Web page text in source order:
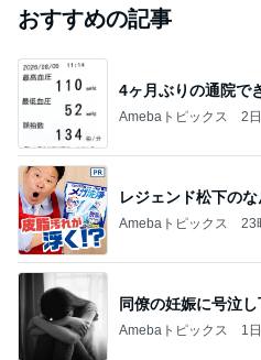
おすすめの記事
4ヶ月ぶりの通院で
Amebaトピックス 2
レジェンド松下の
Amebaトピックス 23
同僚の妊娠に号泣
Amebaトピックス 1